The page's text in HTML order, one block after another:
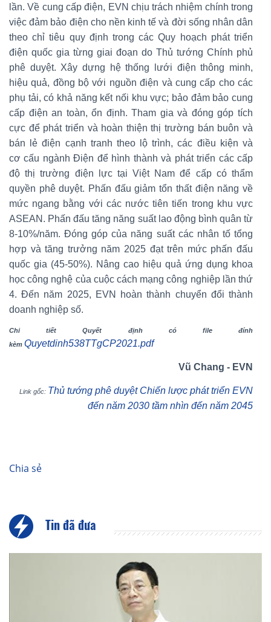
lần. Về cung cấp điện, EVN chịu trách nhiệm chính trong
việc đảm bảo điện cho nền kinh tế và đời sống nhân dân
theo chỉ tiêu quy định trong các Quy hoạch phát triển
điện quốc gia từng giai đoạn do Thủ tướng Chính phủ
phê duyệt. Xây dựng hệ thống lưới điện thông minh,
hiệu quả, đồng bộ với nguồn điện và cung cấp cho các
phụ tải, có khả năng kết nối khu vực; bảo đảm bảo cung
cấp điện an toàn, ổn định. Tham gia và đóng góp tích
cực để phát triển và hoàn thiện thị trường bán buôn và
bán lẻ điện cạnh tranh theo lộ trình, các điều kiện và
cơ cấu ngành Điện để hình thành và phát triển các cấp
độ thị trường điện lực tại Việt Nam để cấp có thẩm
quyền phê duyệt. Phấn đấu giảm tổn thất điện năng về
mức ngang bằng với các nước tiên tiến trong khu vực
ASEAN. Phấn đấu tăng năng suất lao động bình quân từ
8-10%/năm. Đóng góp của năng suất các nhân tố tổng
hợp và tăng trưởng năm 2025 đạt trên mức phấn đấu
quốc gia (45-50%). Nâng cao hiệu quả ứng dụng khoa
học công nghệ của cuộc cách mạng công nghiệp lần thứ
4. Đến năm 2025, EVN hoàn thành chuyển đổi thành
doanh nghiệp số.
Chi tiết Quyết định có file đính
kèm Quyetdinh538TTgCP2021.pdf
Vũ Chang - EVN
Link gốc: Thủ tướng phê duyệt Chiến lược phát triển EVN
đến năm 2030 tầm nhìn đến năm 2045
Chia sẻ
Tin đã đưa